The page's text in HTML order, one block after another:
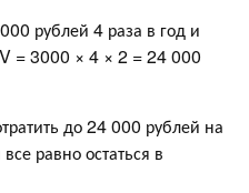
рублей 4 раза в год и
= 3000 × 4 × 2 = 24 000
до 24 000 рублей на
равно остаться в